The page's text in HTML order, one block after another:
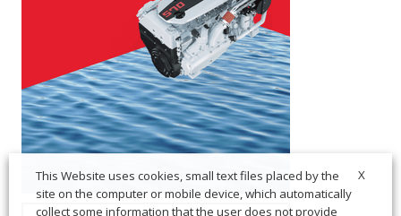
X
This Website uses cookies, small text files placed by the
site on the computer or mobile device, which automatically
collect some information that the user does not provide